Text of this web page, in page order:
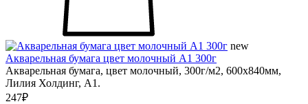
new
Акварельная бумага цвет молочный А1 300г
Акварельная бумага, цвет молочный, 300г/м2, 600х840мм,
Лилия Холдинг, А1.
247₽